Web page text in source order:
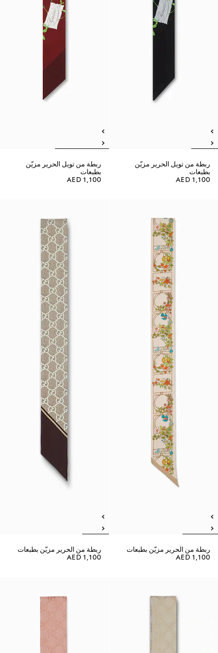
ربطة من تويل الحرير مزيّن
بطبعات
AED 1,100
ربطة من تويل الحرير مزيّن
بطبعات
AED 1,100
ربطة من الحرير مزيّن بطبعات
AED 1,100
ربطة من الحرير مزيّن بطبعات
AED 1,100